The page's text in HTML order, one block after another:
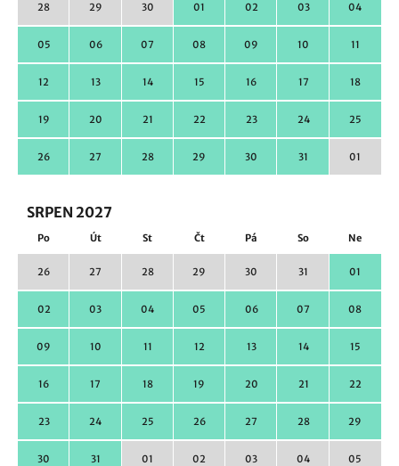
28 29 30 01 02 03 04
05 06 07 08 09 10 11
12 13 14 15 16 17 18
19 20 21 22 23 24 25
26 27 28 29 30 31 01
SRPEN 2027
Po Út St Čt Pá So Ne
26 27 28 29 30 31 01
02 03 04 05 06 07 08
09 10 11 12 13 14 15
16 17 18 19 20 21 22
23 24 25 26 27 28 29
30 31 01 02 03 04 05